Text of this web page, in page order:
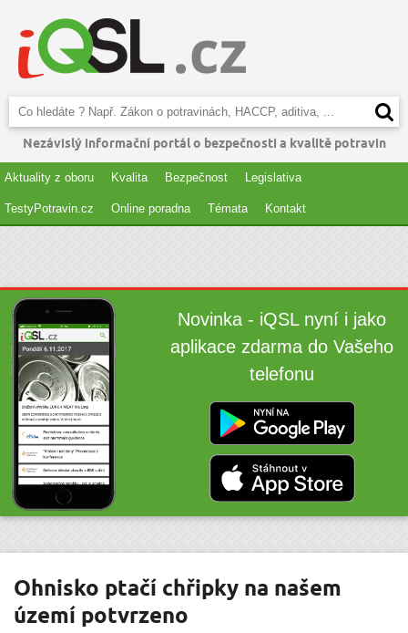
Nezávislý informační portál o bezpečnosti a kvalitě potravin
Aktuality z oboru Kvalita Bezpečnost Legislativa
TestyPotravin.cz Online poradna Témata Kontakt
Novinka - iQSL nyní i jako
aplikace zdarma do Vašeho
telefonu
Ohnisko ptačí chřipky na našem
území potvrzeno